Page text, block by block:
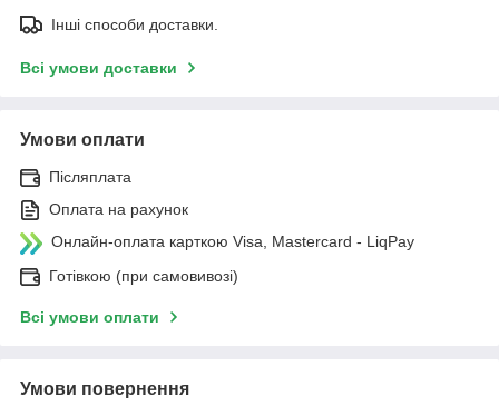
Інші способи доставки.
Всі умови доставки
Умови оплати
Післяплата
Оплата на рахунок
Онлайн-оплата карткою Visa, Mastercard - LiqPay
Готівкою (при самовивозі)
Всі умови оплати
Умови повернення